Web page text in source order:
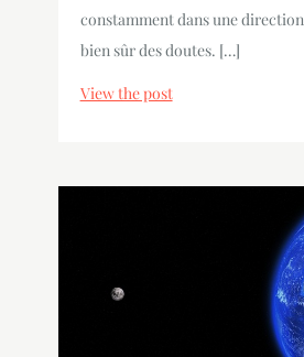
constamment dans une
bien sûr des doutes. […]
View the post